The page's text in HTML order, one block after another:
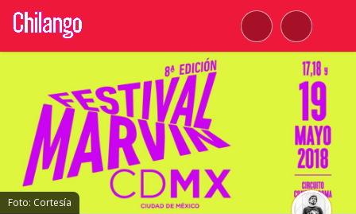
Foto: Cortesía